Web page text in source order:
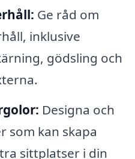
Ge råd om
inklusive
gödsling och
Designa och
som kan skapa
sittplatser i din